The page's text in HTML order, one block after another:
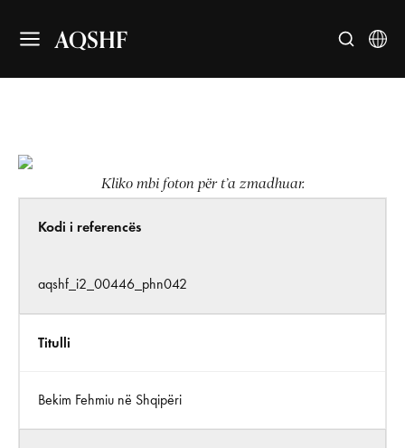
AQSHF
Kliko mbi foton për t’a zmadhuar.
Kodi i referencës
aqshf_i2_00446_phn042
Titulli
Bekim Fehmiu në Shqipëri